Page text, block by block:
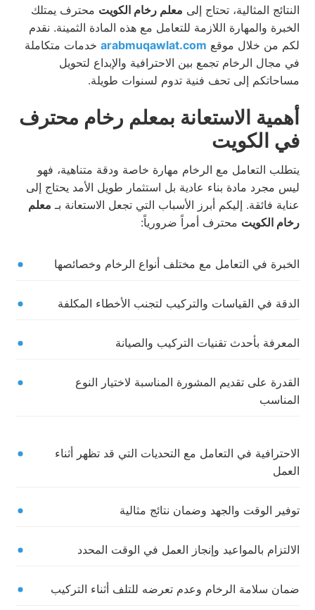
النتائج المثالية، تحتاج إلى معلم رخام الكويت محترف يمتلك
الخبرة والمهارة اللازمة للتعامل مع هذه المادة الثمينة. نقدم
لكم من خلال موقع arabmuqawlat.com خدمات متكاملة
في مجال الرخام تجمع بين الاحترافية والإبداع لتحويل
مساحاتكم إلى تحف فنية تدوم لسنوات طويلة.
أهمية الاستعانة بمعلم رخام محترف
في الكويت
يتطلب التعامل مع الرخام مهارة خاصة ودقة متناهية، فهو
ليس مجرد مادة بناء عادية بل استثمار طويل الأمد يحتاج إلى
عناية فائقة. إليكم أبرز الأسباب التي تجعل الاستعانة بـ معلم
رخام الكويت محترف أمراً ضرورياً:
الخبرة في التعامل مع مختلف أنواع الرخام وخصائصها
الدقة في القياسات والتركيب لتجنب الأخطاء المكلفة
المعرفة بأحدث تقنيات التركيب والصيانة
القدرة على تقديم المشورة المناسبة لاختيار النوع
المناسب
الاحترافية في التعامل مع التحديات التي قد تظهر أثناء
العمل
توفير الوقت والجهد وضمان نتائج مثالية
الالتزام بالمواعيد وإنجاز العمل في الوقت المحدد
ضمان سلامة الرخام وعدم تعرضه للتلف أثناء التركيب